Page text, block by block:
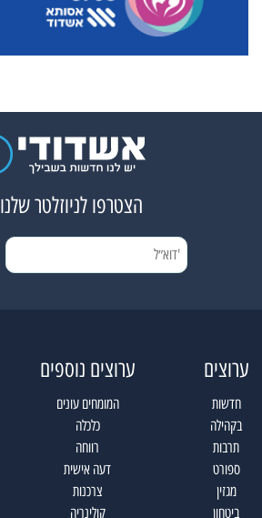
הצטרפו לניוזלטר שלנו
ערוצים
חדשות
בקהילה
תרבות
ספורט
מגזין
ביטחון
ערוצים נוספים
המומחים עונים
כלכלה
רווחה
דעה אישית
צרכנות
קולינריה